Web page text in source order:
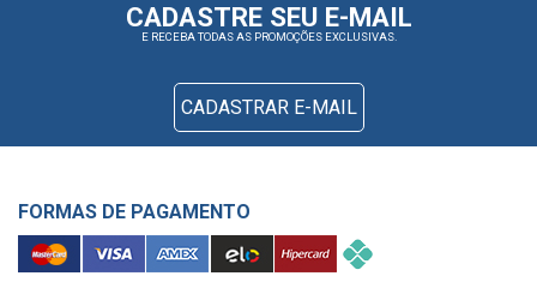
CADASTRE SEU E-MAIL
E RECEBA TODAS AS PROMOÇÕES EXCLUSIVAS.
CADASTRAR E-MAIL
FORMAS DE PAGAMENTO